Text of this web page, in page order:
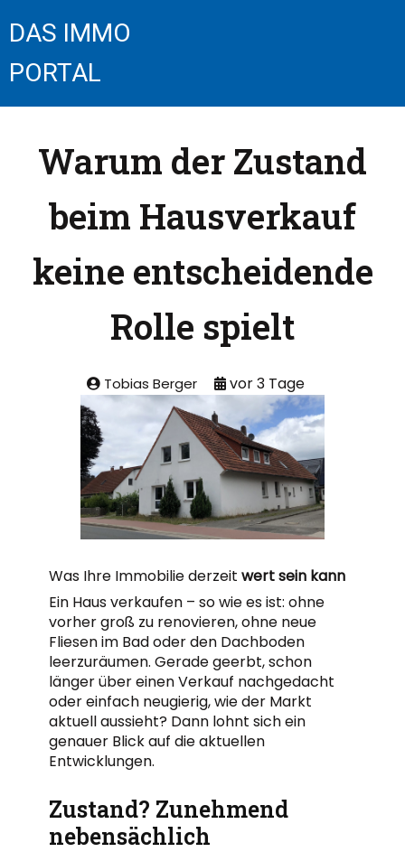
DAS IMMO
PORTAL
Warum der Zustand
beim Hausverkauf
keine entscheidende
Rolle spielt
Tobias Berger
Was Ihre Immobilie derzeit wert sein kann
Ein Haus verkaufen – so wie es ist: ohne
vorher groß zu renovieren, ohne neue
Fliesen im Bad oder den Dachboden
leerzuräumen. Gerade geerbt, schon
länger über einen Verkauf nachgedacht
oder einfach neugierig, wie der Markt
aktuell aussieht? Dann lohnt sich ein
genauer Blick auf die aktuellen
Entwicklungen.
Zustand? Zunehmend
nebensächlich